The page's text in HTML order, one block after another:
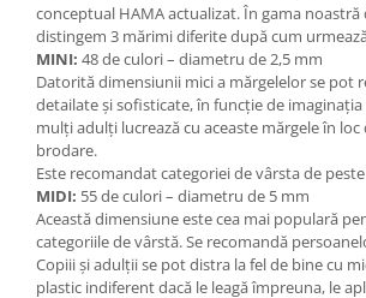
Hama Maxi Sticks
Margele HAMA MAXI
Mărgele HAMA MIDI
Mărgele HAMA MINI
Perceperea timpului - TimeTimer
Stimulare senzoriala
Stimulare auditiva
Stimulare olfactivă
Stimulare tactila
conceptual HAMA actualizat. În gama noastră
distingem 3 mărimi diferite după cum
MINI: 48 de culori – diametru de 2,5 mm
Datorită dimensiunii mici a mărgelelor se pot
detailate și sofisticate, în funcție de
mulți adulți lucrează cu aceaste mărgele în loc
brodare.
Este recomandat categoriei de vârsta de
MIDI: 55 de culori – diametru de 5 mm
Această dimensiune este cea mai populară
categoriile de vârstă. Se recomandă
Copiii și adulții se pot distra la fel de bine cu
plastic indiferent dacă le leagă împreuna, le